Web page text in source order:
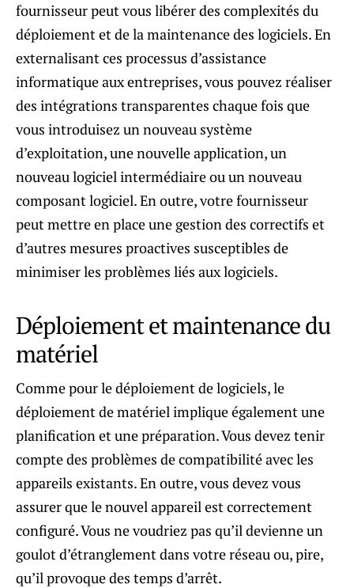
fournisseur peut vous libérer des complexités du
déploiement et de la maintenance des logiciels. En
externalisant ces processus d’assistance
informatique aux entreprises, vous pouvez réaliser
des intégrations transparentes chaque fois que
vous introduisez un nouveau système
d’exploitation, une nouvelle application, un
nouveau logiciel intermédiaire ou un nouveau
composant logiciel. En outre, votre fournisseur
peut mettre en place une gestion des correctifs et
d’autres mesures proactives susceptibles de
minimiser les problèmes liés aux logiciels.
Déploiement et maintenance du
matériel
Comme pour le déploiement de logiciels, le
déploiement de matériel implique également une
planification et une préparation. Vous devez tenir
compte des problèmes de compatibilité avec les
appareils existants. En outre, vous devez vous
assurer que le nouvel appareil est correctement
configuré. Vous ne voudriez pas qu’il devienne un
goulot d’étranglement dans votre réseau ou, pire,
qu’il provoque des temps d’arrêt.